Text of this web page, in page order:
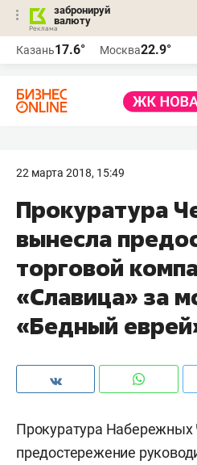
забронируй
валюту
Казань17.6° Москва22.9°
22 марта 2018, 15:49
Прокуратура
вынесла
торговой
«Славица» за
«Бедный
Прокуратура Набережных
предостережение